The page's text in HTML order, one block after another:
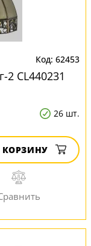
62453
CL440231
26 шт.
КОРЗИНУ